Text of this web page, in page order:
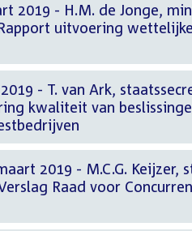
2019 - H.M. de Jonge,
uitvoering
- T. van Ark,
kwaliteit van
2019 - M.C.G. Keijzer,
Raad voor